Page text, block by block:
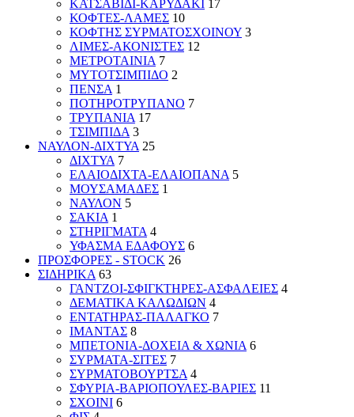
ΚΑΤΣΑΒΙΔΙ-ΚΑΡΥΔΑΚΙ 17
ΚΟΦΤΕΣ-ΛΑΜΕΣ 10
ΚΟΦΤΗΣ ΣΥΡΜΑΤΟΣΧΟΙΝΟΥ 3
ΛΙΜΕΣ-ΑΚΟΝΙΣΤΕΣ 12
ΜΕΤΡΟΤΑΙΝΙΑ 7
ΜΥΤΟΤΣΙΜΠΙΔΟ 2
ΠΕΝΣΑ 1
ΠΟΤΗΡΟΤΡΥΠΑΝΟ 7
ΤΡΥΠΑΝΙΑ 17
ΤΣΙΜΠΙΔΑ 3
ΝΑΥΛΟΝ-ΔΙΧΤΥΑ 25
ΔΙΧΤΥΑ 7
ΕΛΑΙΟΔΙΧΤΑ-ΕΛΑΙΟΠΑΝΑ 5
ΜΟΥΣΑΜΑΔΕΣ 1
ΝΑΥΛΟΝ 5
ΣΑΚΙΑ 1
ΣΤΗΡΙΓΜΑΤΑ 4
ΥΦΑΣΜΑ ΕΔΑΦΟΥΣ 6
ΠΡΟΣΦΟΡΕΣ - STOCK 26
ΣΙΔΗΡΙΚΑ 63
ΓΑΝΤΖΟΙ-ΣΦΙΓΚΤΗΡΕΣ-ΑΣΦΑΛΕΙΕΣ 4
ΔΕΜΑΤΙΚΑ ΚΑΛΩΔΙΩΝ 4
ΕΝΤΑΤΗΡΑΣ-ΠΑΛΑΓΚΟ 7
ΙΜΑΝΤΑΣ 8
ΜΠΕΤΟΝΙΑ-ΔΟΧΕΙΑ & ΧΩΝΙΑ 6
ΣΥΡΜΑΤΑ-ΣΙΤΕΣ 7
ΣΥΡΜΑΤΟΒΟΥΡΤΣΑ 4
ΣΦΥΡΙΑ-ΒΑΡΙΟΠΟΥΛΕΣ-ΒΑΡΙΕΣ 11
ΣΧΟΙΝΙ 6